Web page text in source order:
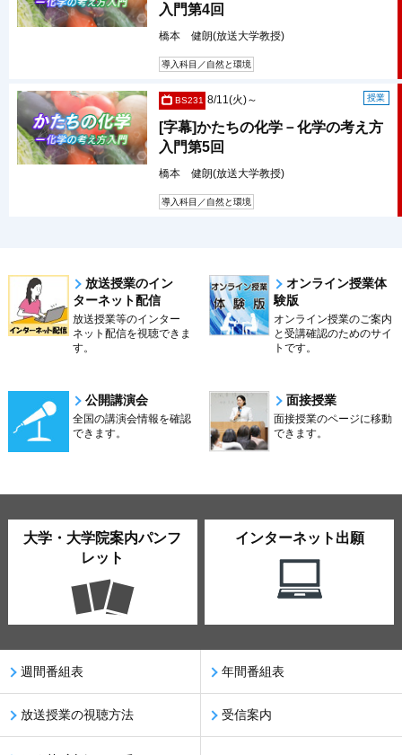
入門第4回
橋本 健朗(放送大学教授)
導入科目／自然と環境
BS231 授業
8/11(火)～
[字幕]かたちの化学－化学の考え方
入門第5回
橋本 健朗(放送大学教授)
導入科目／自然と環境
放送授業のイン
ターネット配信
放送授業等のインター
ネット配信を視聴できま
す。
オンライン授業体
験版
オンライン授業のご案内
と受講確認のためのサイ
トです。
公開講演会
全国の講演会情報を確認
できます。
面接授業
面接授業のページに移動
できます。
大学・大学院案内パンフ
レット
インターネット出願
週間番組表 年間番組表
放送授業の視聴方法 受信案内